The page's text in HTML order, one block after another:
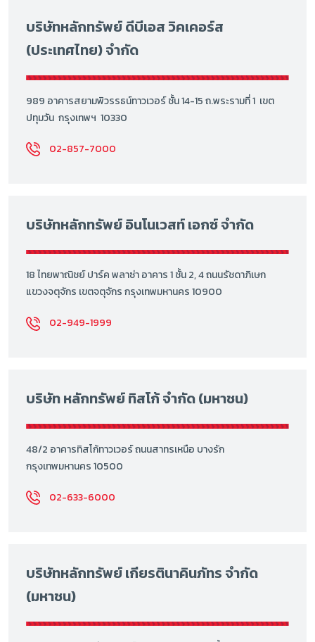
บริษัทหลักทรัพย์ ดีบีเอส วิคเคอร์ส
(ประเทศไทย) จำกัด
989 อาคารสยามพิวรรธน์ทาวเวอร์ ชั้น 14-15 ถ.พระรามที่ 1 เขต
ปทุมวัน กรุงเทพฯ 10330
02-857-7000
บริษัทหลักทรัพย์ อินโนเวสท์ เอกซ์ จำกัด
18 ไทยพาณิชย์ ปาร์ค พลาซ่า อาคาร 1 ชั้น 2, 4 ถนนรัชดาภิเษก
แขวงจตุจักร เขตจตุจักร กรุงเทพมหานคร 10900
02-949-1999
บริษัท หลักทรัพย์ ทิสโก้ จำกัด (มหาชน)
48/2 อาคารทิสโก้ทาวเวอร์ ถนนสาทรเหนือ บางรัก
กรุงเทพมหานคร 10500
02-633-6000
บริษัทหลักทรัพย์ เกียรตินาคินภัทร จำกัด
(มหาชน)